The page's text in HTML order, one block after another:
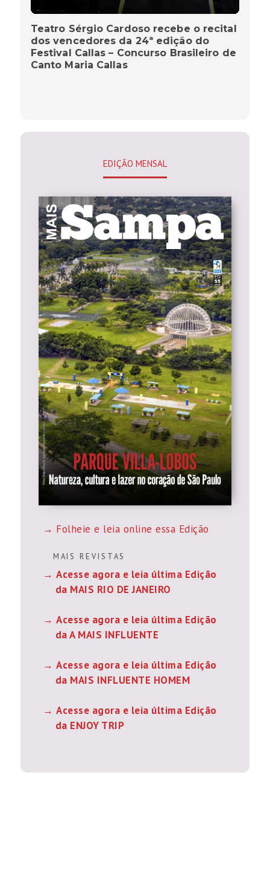
Teatro Sérgio Cardoso recebe o recital
dos vencedores da 24ª edição do
Festival Callas – Concurso Brasileiro de
Canto Maria Callas
EDIÇÃO MENSAL
Folheie e leia online essa Edição
M A I S R E V I S T A S
Acesse agora e leia última Edição
da MAIS RIO DE JANEIRO
Acesse agora e leia última Edição
da A MAIS INFLUENTE
Acesse agora e leia última Edição
da MAIS INFLUENTE HOMEM
Acesse agora e leia última Edição
da ENJOY TRIP